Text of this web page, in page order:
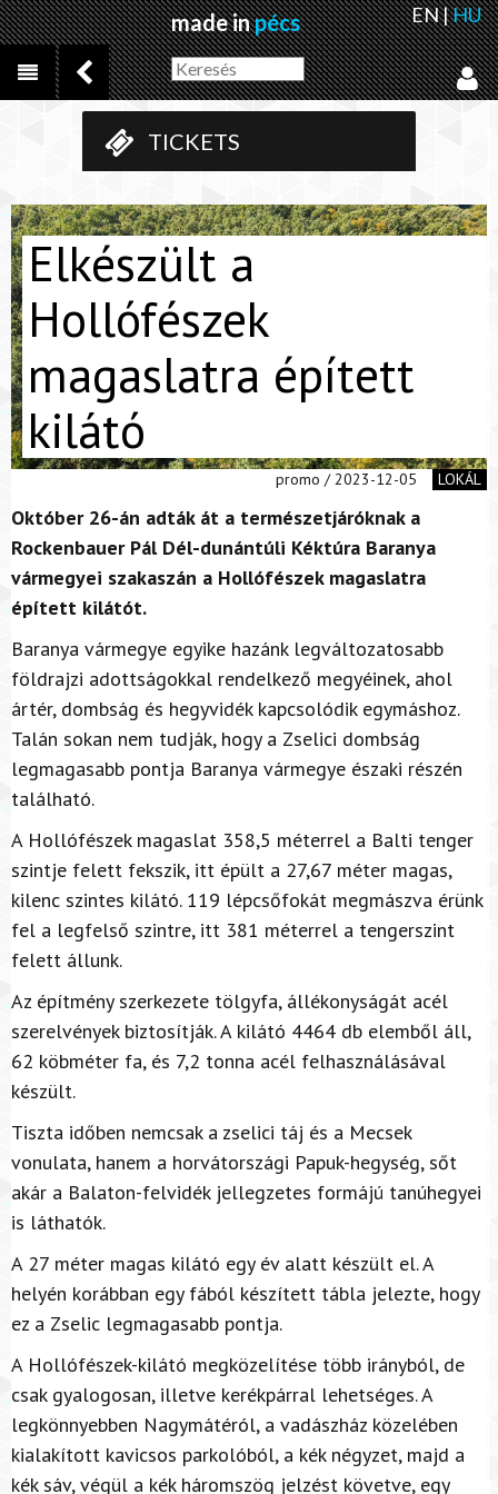
made inpécs EN|HU
TICKETS
Elkészült a
Hollófészek
magaslatra épített
kilátó
promo / 2023-12-05 LOKÁL
Október 26-án adták át a természetjáróknak a
Rockenbauer Pál Dél-dunántúli Kéktúra Baranya
vármegyei szakaszán a Hollófészek magaslatra
épített kilátót.
Baranya vármegye egyike hazánk legváltozatosabb
földrajzi adottságokkal rendelkező megyéinek, ahol
ártér, dombság és hegyvidék kapcsolódik egymáshoz.
Talán sokan nem tudják, hogy a Zselici dombság
legmagasabb pontja Baranya vármegye északi részén
található.
A Hollófészek magaslat 358,5 méterrel a Balti tenger
szintje felett fekszik, itt épült a 27,67 méter magas,
kilenc szintes kilátó. 119 lépcsőfokát megmászva érünk
fel a legfelső szintre, itt 381 méterrel a tengerszint
felett állunk.
Az építmény szerkezete tölgyfa, állékonyságát acél
szerelvények biztosítják. A kilátó 4464 db elemből áll,
62 köbméter fa, és 7,2 tonna acél felhasználásával
készült.
Tiszta időben nemcsak a zselici táj és a Mecsek
vonulata, hanem a horvátországi Papuk-hegység, sőt
akár a Balaton-felvidék jellegzetes formájú tanúhegyei
is láthatók.
A 27 méter magas kilátó egy év alatt készült el. A
helyén korábban egy fából készített tábla jelezte, hogy
ez a Zselic legmagasabb pontja.
A Hollófészek-kilátó megközelítése több irányból, de
csak gyalogosan, illetve kerékpárral lehetséges. A
legkönnyebben Nagymátéról, a vadászház közelében
kialakított kavicsos parkolóból, a kék négyzet, majd a
kék sáv, végül a kék háromszög jelzést követve, egy